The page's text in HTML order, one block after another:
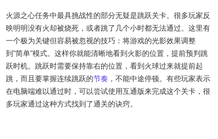
火源之心任务中最具挑战性的部分无疑是跳跃关卡。很多玩家反
映明明没有火却被烧死，或者跳了几个小时都无法通过。这里有
一个极为关键但容易被忽视的技巧：将游戏的光影效果调整
到"简单"模式。这样你就能清晰地看到火影的位置，提前预判跳
跃时机。跳跃时需要保持靠右的位置，看到火球过来就提前起
跳，而且要掌握连续跳跃的节奏 ，不能中途停顿。有些玩家表示
在电脑端难以通过时，可以尝试使用互通版来完成这个关卡，很
多玩家通过这种方式找到了通关的诀窍。